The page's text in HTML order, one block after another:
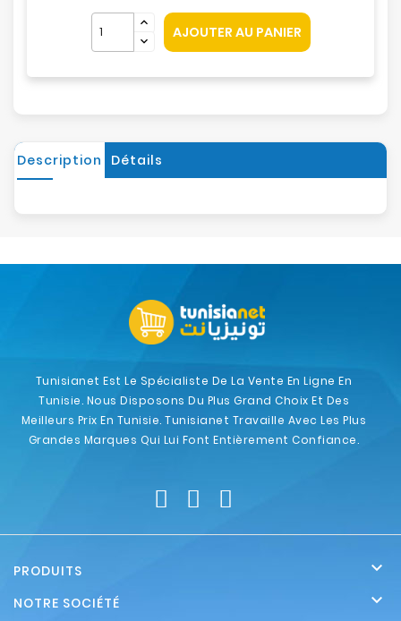
AJOUTER AU PANIER
Description Détails
Tunisianet Est Le Spécialiste De La Vente En Ligne En
Tunisie. Nous Disposons Du Plus Grand Choix Et Des
Meilleurs Prix En Tunisie. Tunisianet Travaille Avec Les Plus
Grandes Marques Qui Lui Font Entièrement Confiance.
PRODUITS 
NOTRE SOCIÉTÉ 